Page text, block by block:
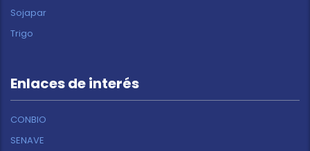
Sojapar
Trigo
Enlaces de interés
CONBIO
SENAVE